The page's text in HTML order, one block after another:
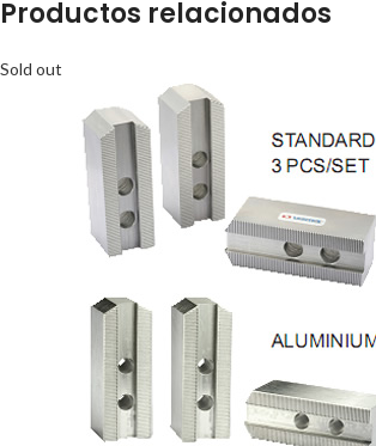
Productos relacionados
Sold out